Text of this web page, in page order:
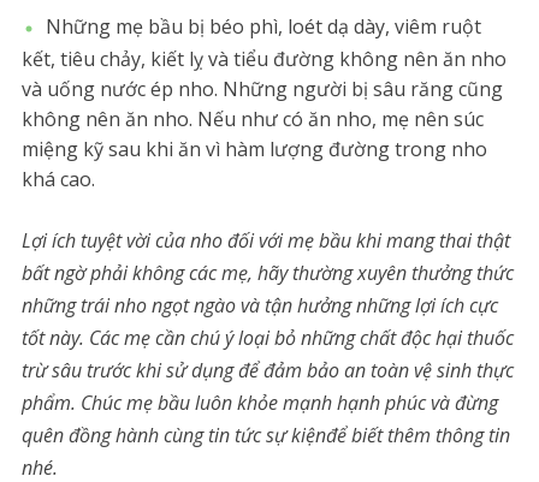
Những mẹ bầu bị béo phì, loét dạ dày, viêm ruột
kết, tiêu chảy, kiết lỵ và tiểu đường không nên ăn nho
và uống nước ép nho. Những người bị sâu răng cũng
không nên ăn nho. Nếu như có ăn nho, mẹ nên súc
miệng kỹ sau khi ăn vì hàm lượng đường trong nho
khá cao.
Lợi ích tuyệt vời của nho đối với mẹ bầu khi mang thai thật
bất ngờ phải không các mẹ, hãy thường xuyên thưởng thức
những trái nho ngọt ngào và tận hưởng những lợi ích cực
tốt này. Các mẹ cần chú ý loại bỏ những chất độc hại thuốc
trừ sâu trước khi sử dụng để đảm bảo an toàn vệ sinh thực
phẩm. Chúc mẹ bầu luôn khỏe mạnh hạnh phúc và đừng
quên đồng hành cùng tin tức sự kiệnđể biết thêm thông tin
nhé.